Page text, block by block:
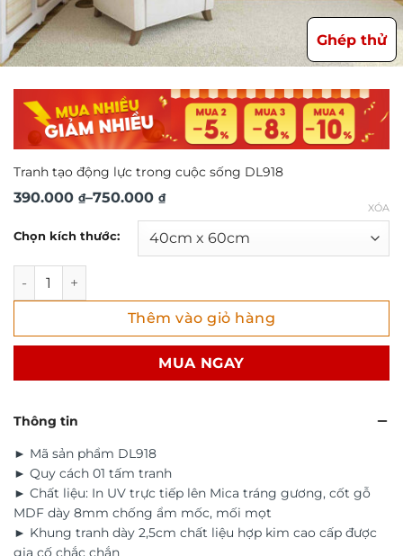
Ghép thử
Tranh tạo động lực trong cuộc sống DL918
390.000 ₫–750.000 ₫
Khoảng
390.000 ₫
đến
750.000 ₫
Chọn kích thước:
XÓA
Tranh tạo động lực trong cuộc sống DL918 số lượng
Thêm vào giỏ hàng
MUA NGAY
Thông tin
► Mã sản phẩm DL918
► Quy cách 01 tấm tranh
► Chất liệu: In UV trực tiếp lên Mica tráng gương, cốt gỗ
MDF dày 8mm chống ẩm mốc, mối mọt
► Khung tranh dày 2,5cm chất liệu hợp kim cao cấp được
gia cố chắc chắn